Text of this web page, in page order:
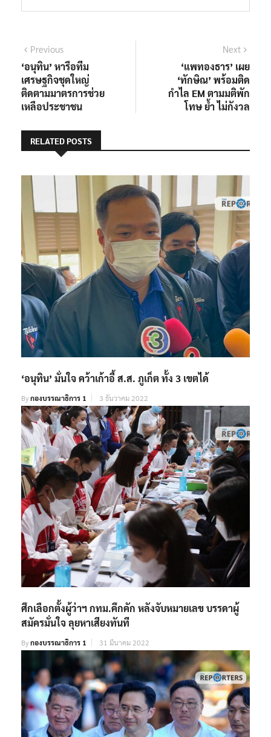
แนะแนว
เรื่อง
PreviousPrevious
post:
‘อนุทิน’ หารือทีม
เศรษฐกิจชุดใหญ่
ติดตามมาตรการช่วย
เหลือประชาชน
Next
post:
‘แพทองธาร’ เผย
‘ทักษิณ’ พร้อมติด
กำไล EM ตามมติพัก
โทษ ย้ำ ไม่กังวล
RELATED POSTS
‘อนุทิน’ มั่นใจ คว้าเก้าอี้ ส.ส. ภูเก็ต ทั้ง 3 เขตได้
Byกองบรรณาธิการ 1 3 ธันวาคม 2022
ศึกเลือกตั้งผู้ว่าฯ กทม.คึกคัก หลังจับหมายเลข บรรดาผู้
สมัครมั่นใจ ลุยหาเสียงทันที
Byกองบรรณาธิการ 1 31 มีนาคม 2022